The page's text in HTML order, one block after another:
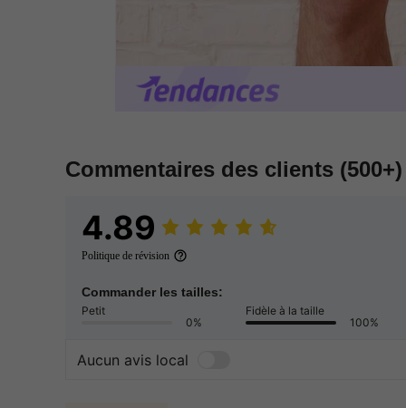
Commentaires des clients (500+)
4.89
Politique de révision
Commander les tailles:
Petit
0%
Fidèle à la taille
100%
Aucun avis local